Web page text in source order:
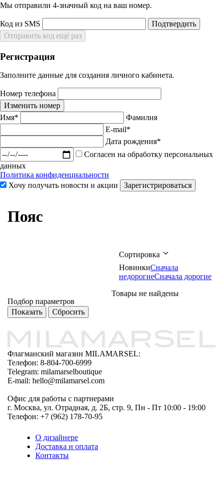
Мы отправили 4‑значный код на ваш номер.
Код из SMS
Подтвердить
Отправить код ещё раз
Регистрация
Заполните данные для создания личного кабинета.
Номер телефона
Изменить номер
Имя*
Фамилия
E-mail*
Дата рождения*
Согласен на обработку персональных
данных
Политика конфиденциальности
Хочу получать новости и акции
Зарегистрироваться
Пояс
Сортировка
НовинкиСначала
недорогиеСначала дорогие
Подбор параметров
Товары не найдены
Флагманский магазин MILAMARSEL:
Телефон: 8-804-700-6999
Telegram: milamarselboutique
E-mail: hello@milamarsel.com
Офис для работы с партнерами
г. Москва, ул. Отрадная, д. 2Б, стр. 9, Пн - Пт 10:00 - 19:00
Телефон: +7 (962) 178-70-95
О дизайнере
Доставка и оплата
Контакты